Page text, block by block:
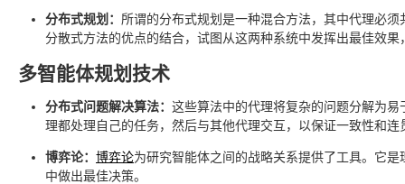
分布式规划： 所谓的分布式规划是一种混合方法，其中代理必
分散式方法的优点的结合，试图从这两种系统中发挥出最佳效
多智能体规划技术
分布式问题解决算法： 这些算法中的代理将复杂的问题分解为
理都处理自己的任务，然后与其他代理交互，以保证一致性和连
博弈论： 博弈论为研究智能体之间的战略关系提供了工具。它
中做出最佳决策。